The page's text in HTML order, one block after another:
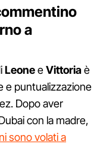
a
LeoneeVittoriaè
e puntualizzazione
Dopo aver
con la madre,
sono volati a